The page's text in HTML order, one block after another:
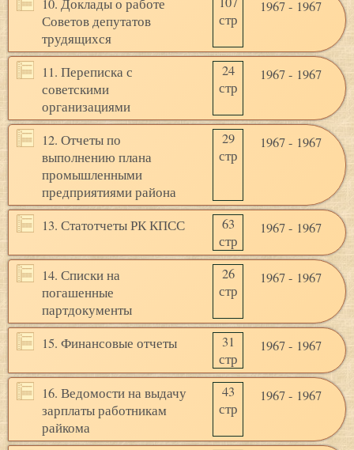
10. Доклады о работе
Советов депутатов
трудящихся
стр
1967 - 1967
11. Переписка с
советскими
организациями
24
стр
1967 - 1967
12. Отчеты по
выполнению плана
промышленными
предприятиями района
29
стр
1967 - 1967
13. Статотчеты РК КПСС
63
стр
1967 - 1967
14. Списки на
погашенные
партдокументы
26
стр
1967 - 1967
15. Финансовые отчеты
31
стр
1967 - 1967
16. Ведомости на выдачу
зарплаты работникам
райкома
43
стр
1967 - 1967